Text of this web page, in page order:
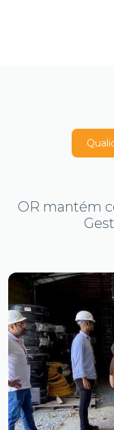
OR mantém